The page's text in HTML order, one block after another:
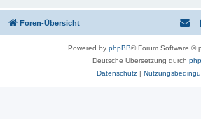
Foren-Übersicht
Powered by phpBB® Forum Software ©
Deutsche Übersetzung durch
Datenschutz|